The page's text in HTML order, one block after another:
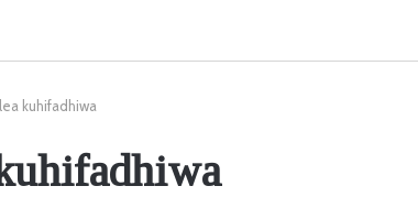
kuhifadhiwa